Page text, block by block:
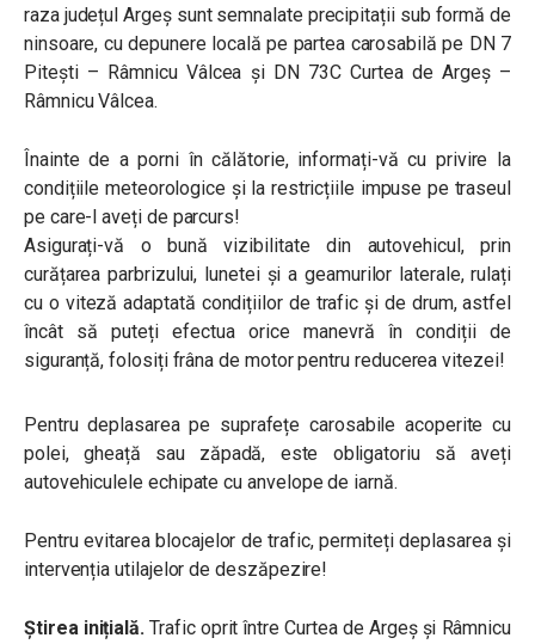
raza județul Argeș sunt semnalate precipitații sub formă de
ninsoare, cu depunere locală pe partea carosabilă pe DN 7
Pitești – Râmnicu Vâlcea și DN 73C Curtea de Argeș –
Râmnicu Vâlcea.
Înainte de a porni în călătorie, informați-vă cu privire la
condițiile meteorologice și la restricțiile impuse pe traseul
pe care-l aveți de parcurs!
Asigurați-vă o bună vizibilitate din autovehicul, prin
curățarea parbrizului, lunetei şi a geamurilor laterale, rulați
cu o viteză adaptată condițiilor de trafic și de drum, astfel
încât să puteți efectua orice manevră în condiții de
siguranță, folosiți frâna de motor pentru reducerea vitezei!
Pentru deplasarea pe suprafețe carosabile acoperite cu
polei, gheață sau zăpadă, este obligatoriu să aveți
autovehiculele echipate cu anvelope de iarnă.
Pentru evitarea blocajelor de trafic, permiteți deplasarea și
intervenția utilajelor de deszăpezire!
Știrea inițială.Trafic oprit între Curtea de Argeș și Râmnicu